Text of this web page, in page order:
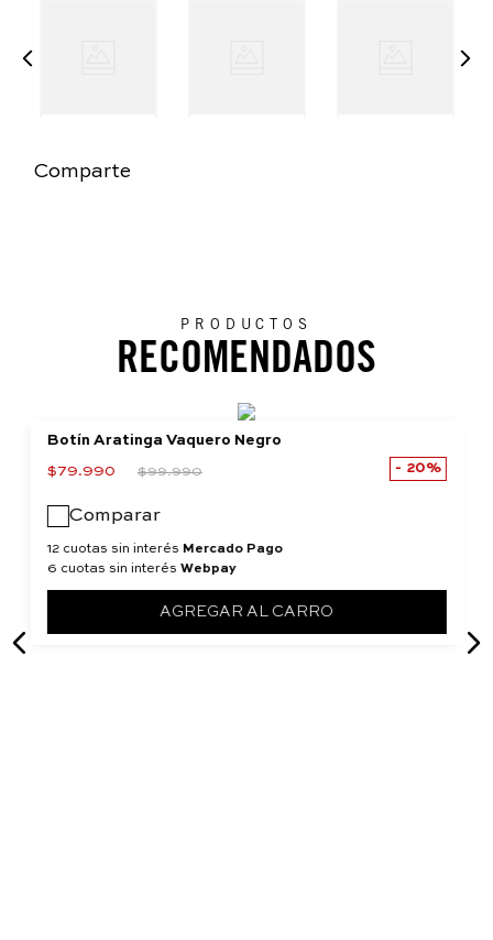
Comparte
PRODUCTOS
RECOMENDADOS
Botín Aratinga Vaquero Negro
$79.990 $99.990 20%
Comparar
12 cuotas sin interés Mercado Pago
6 cuotas sin interés Webpay
AGREGAR AL CARRO